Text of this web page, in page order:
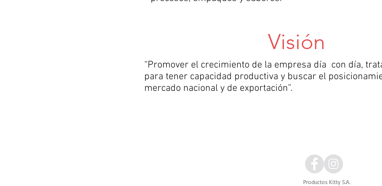
Visión
“Promover el crecimiento de la empresa día con día,
para tener capacidad productiva y buscar el
mercado nacional y de
Productos Kitty S.A.